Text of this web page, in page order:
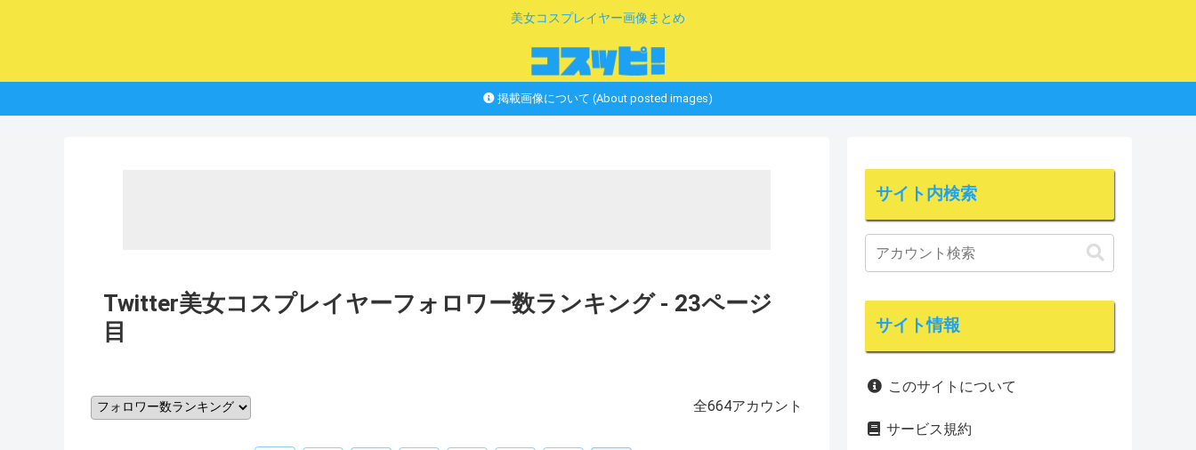
美女コスプレイヤー画像まとめ
掲載画像について (About posted images)
Twitter美女コスプレイヤーフォロワー数ランキング - 23ページ
目
全664アカウント
サイト内検索
サイト情報
このサイトについて
サービス規約